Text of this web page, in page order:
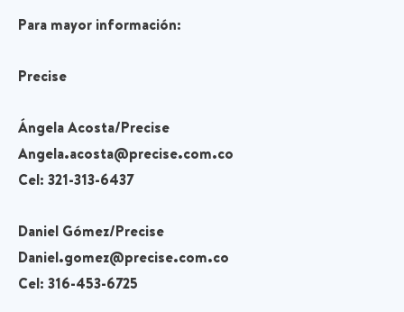
Para mayor información:
Precise
Ángela Acosta/Precise
Angela.acosta@precise.com.co
Cel: 321-313-6437
Daniel Gómez/Precise
Daniel.gomez@precise.com.co
Cel: 316-453-6725